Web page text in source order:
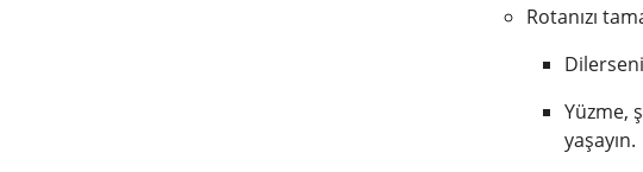
Rotanızı
Yüzme,
yaşayın.